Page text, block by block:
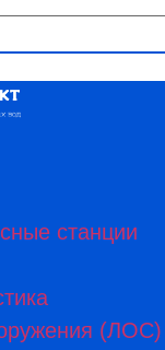
станции
(ЛОС)